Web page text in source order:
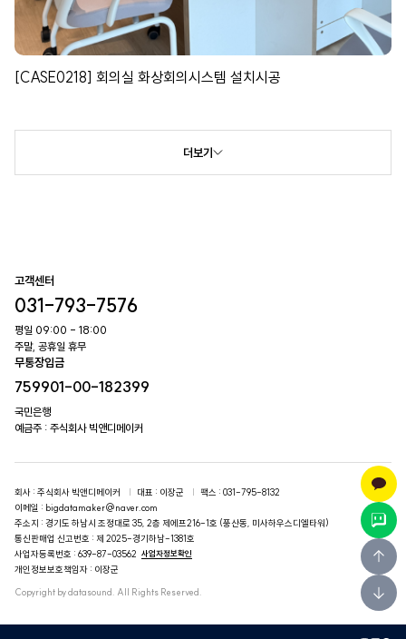
[CASE0218] 회의실 화상회의시스템 설치시공
더보기
고객센터
031-793-7576
평일 09:00 - 18:00
주말, 공휴일 휴무
무통장입금
759901-00-182399
국민은행
예금주 : 주식회사 빅앤디메이커
회사 : 주식회사 빅앤디메이커 대표 : 이장군 팩스 : 031-795-8132
이메일 : bigdatamaker@naver.com
주소지 : 경기도 하남시 조정대로 35, 2층 제에프216-1호 (풍산동, 미사하우스디엘타워)
통신판매업 신고번호 : 제 2025-경기하남-1381호
사업자등록번호 : 639-87-03562 사업자정보확인
개인정보보호책임자 : 이장군
Copyright by datasound. All Rights Reserved.